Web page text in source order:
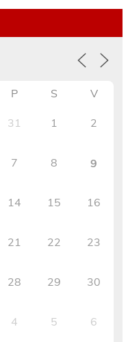
P S V
31 1 2
7 8 9
14 15 16
21 22 23
28 29 30
4 5 6